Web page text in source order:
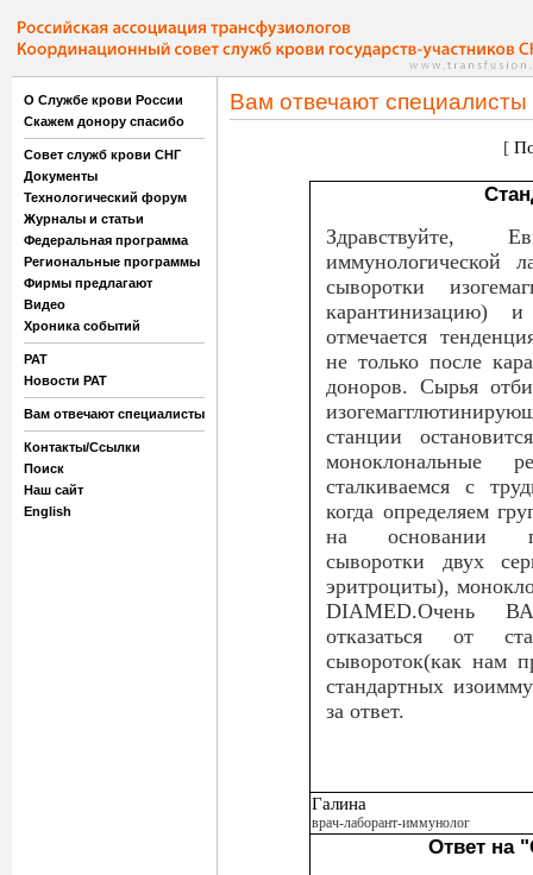
О Службе крови России
Скажем донору спасибо
Совет служб крови СНГ
Документы
Технологический форум
Журналы и статьи
Федеральная программа
Региональные программы
Фирмы предлагают
Видео
Хроника событий
РАТ
Новости РАТ
Вам отвечают специалисты
Контакты/Ссылки
Поиск
Наш сайт
English
Вам отвечают специалисты
[
Здравствуйте,
иммунологической
сыворотки
карантинизацию)
отмечается
не только после
доноров. Сырья
станции
моноклональные
сталкиваемся с
когда определяем
на основании
сыворотки двух
эритроциты),
DIAMED.Очень
отказаться от
сывороток(как нам
стандартных
за ответ.
Галина
врач-лаборант-иммунолог
Ответ на